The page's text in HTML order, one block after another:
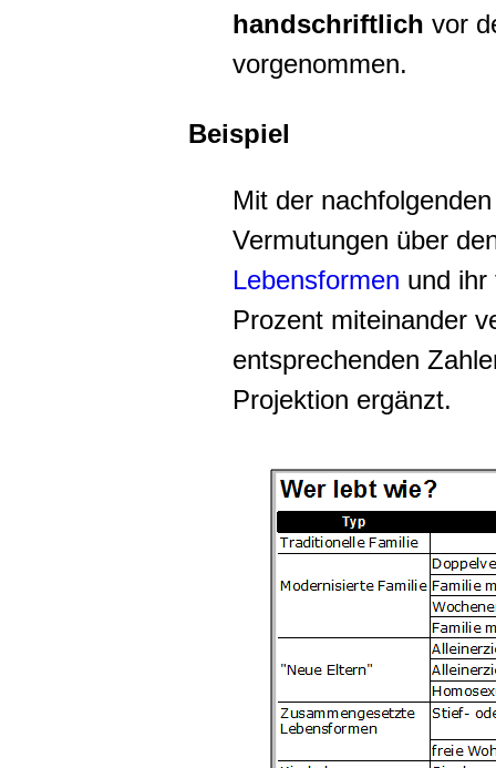
handschriftlich vor
vorgenommen.
Beispiel
Mit der
Vermutungen über
Lebensformen und ihr
Prozent miteinander
entsprechenden
Projektion ergänzt.